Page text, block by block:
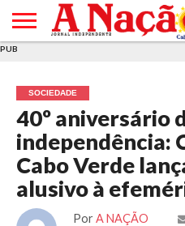
E DE
COOKIES
DE
UTILIZAÇÃO
PUB
SOCIEDADE
40º aniversário
independência:
Cabo Verde
alusivo à
Por A NAÇÃO